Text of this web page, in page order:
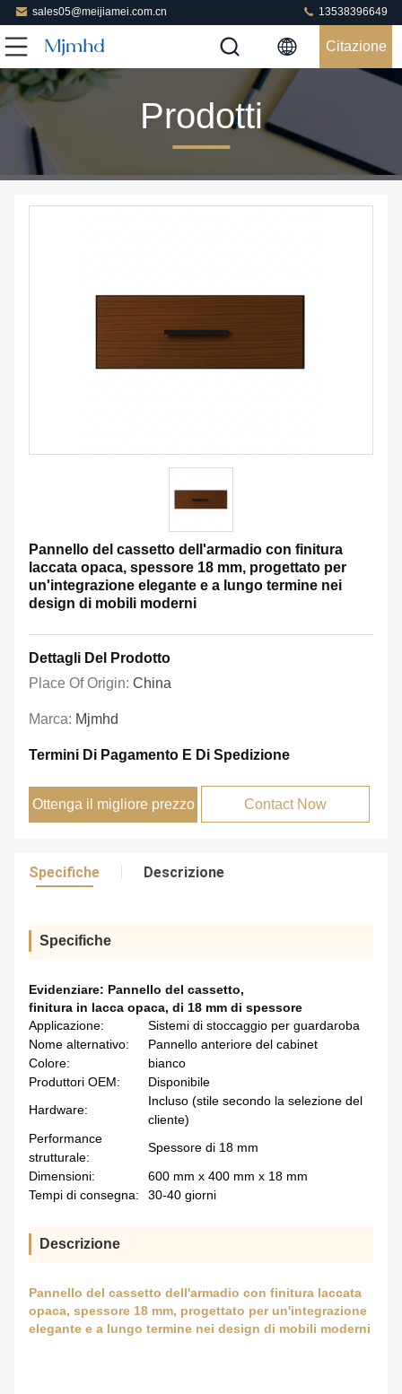
sales05@meijiamei.com.cn 13538396649
Citazione
Prodotti
Pannello del cassetto dell'armadio con finitura
laccata opaca, spessore 18 mm, progettato per
un'integrazione elegante e a lungo termine nei
design di mobili moderni
Dettagli Del Prodotto
Place Of Origin: China
Marca: Mjmhd
Termini Di Pagamento E Di Spedizione
Ottenga il migliore prezzo Contact Now
Specifiche Descrizione
Specifiche
Evidenziare: Pannello del cassetto,
finitura in lacca opaca, di 18 mm di spessore
Applicazione:
Sistemi di stoccaggio per guardaroba
Nome alternativo:
Pannello anteriore del cabinet
Colore:
bianco
Produttori OEM:
Disponibile
Hardware:
Incluso (stile secondo la selezione del
cliente)
Performance
strutturale:
Spessore di 18 mm
Dimensioni:
600 mm x 400 mm x 18 mm
Tempi di consegna:
30-40 giorni
Descrizione
Pannello del cassetto dell'armadio con finitura laccata
opaca, spessore 18 mm, progettato per un'integrazione
elegante e a lungo termine nei design di mobili moderni